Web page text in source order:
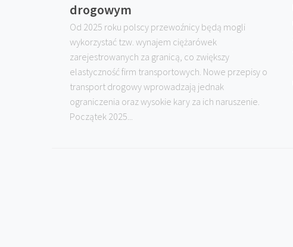
drogowym
Od 2025 roku polscy przewoźnicy będą mogli
wykorzystać tzw. wynajem ciężarówek
zarejestrowanych za granicą, co zwiększy
elastyczność firm transportowych. Nowe przepisy o
transport drogowy wprowadzają jednak
ograniczenia oraz wysokie kary za ich naruszenie.
Początek 2025...